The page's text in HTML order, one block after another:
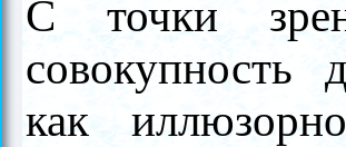
С точки
совокупность
как